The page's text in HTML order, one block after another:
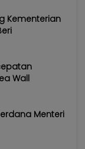
Kementerian
Wall
Menteri